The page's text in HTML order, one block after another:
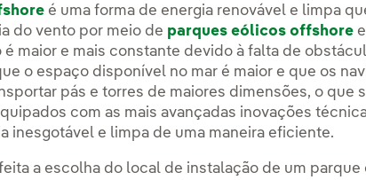
é uma forma de energia renovável e limpa
do vento por meio de parques eólicos offshore
maior e mais constante devido à falta de
o espaço disponível no mar é maior e que os
pás e torres de maiores dimensões, o que
com as mais avançadas inovações
inesgotável e limpa de uma maneira eficiente.
a escolha do local de instalação de um parque